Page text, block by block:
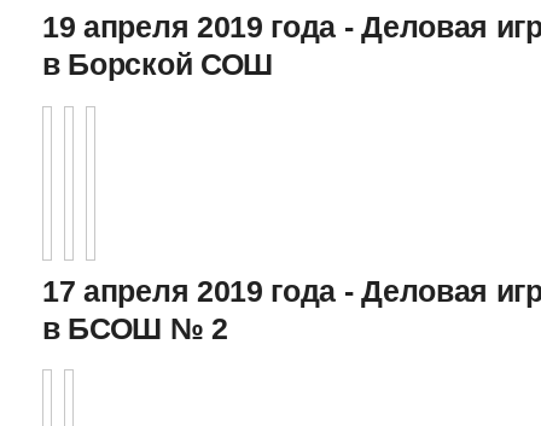
19 апреля 2019 года - Деловая
в Борской СОШ
17 апреля 2019 года - Деловая
в БСОШ № 2